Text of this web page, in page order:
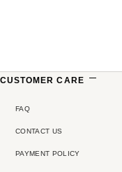
CUSTOMER CARE
FAQ
CONTACT US
PAYMENT POLICY